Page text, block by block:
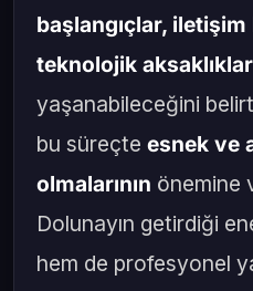
başlangıçlar,
teknolojik aksaklıklar
yaşanabileceğini
bu süreçte esnek ve
olmalarının önemine
Dolunayın getirdiği
hem de profesyonel